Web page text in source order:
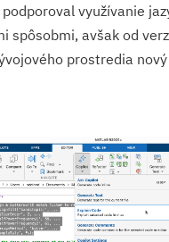
využívanie
spôsobmi, avšak od
prostredia